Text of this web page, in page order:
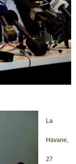
La
Havane,
27